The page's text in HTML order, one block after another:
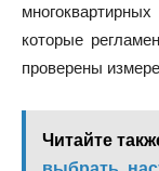
которые
проверены
Читайте